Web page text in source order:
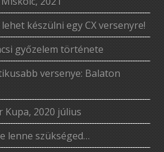
készülni egy CX versenyre!
győzelem története
versenye: Balaton
Kupa, 2020 július
lenne szükséged…